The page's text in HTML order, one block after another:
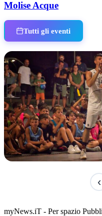
Molise Acque
Tutti gli eventi
Classic Contest 3vs3
📅 6 Agosto 2026 · 09:00 · 📍
‹
myNews.iT - Per spazio